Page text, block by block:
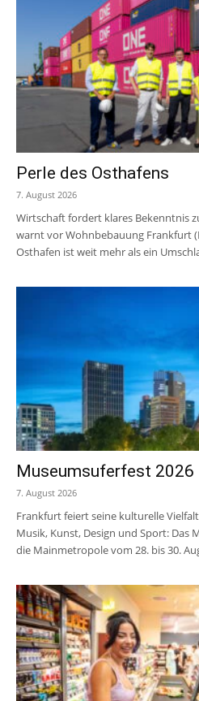
Perle des Osthafens
7. August 2026
Wirtschaft fordert klares Bekenntnis
warnt vor Wohnbebauung Frankfurt
Osthafen ist weit mehr als ein
Museumsuferfest 2026
7. August 2026
Frankfurt feiert seine kulturelle
Musik, Kunst, Design und Sport: Das
die Mainmetropole vom 28. bis 30.